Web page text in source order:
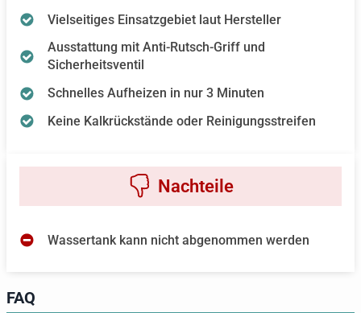
Vielseitiges Einsatzgebiet laut Hersteller
Ausstattung mit Anti-Rutsch-Griff und
Sicherheitsventil
Schnelles Aufheizen in nur 3 Minuten
Keine Kalkrückstände oder Reinigungsstreifen
Wassertank kann nicht abgenommen werden
FAQ